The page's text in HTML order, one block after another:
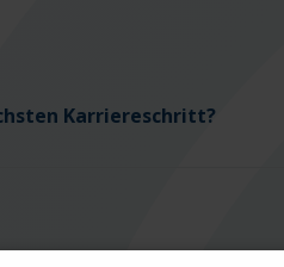
Karriereschritt?